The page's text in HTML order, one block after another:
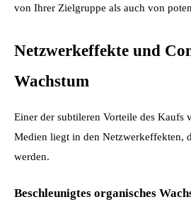
von Ihrer Zielgruppe als auch von
Netzwerkeffekte und
Wachstum
Einer der subtileren Vorteile des Kaufs
Medien liegt in den Netzwerkeffekten,
werden.
Beschleunigtes organisches